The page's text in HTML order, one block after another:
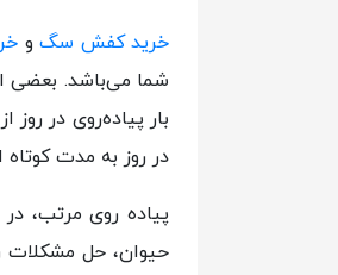
خرید کفش سگو
شما می‌باشد. بعضی
بار پیاده‌روی در
در روز به مدت کوتاه
پیاده روی مرتب،
حیوان، حل مشکلات